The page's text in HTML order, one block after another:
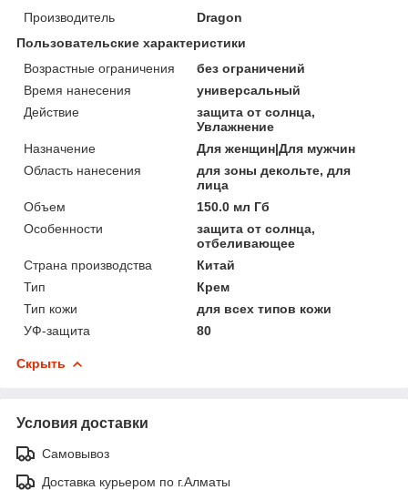
Производитель
Dragon
Пользовательские характеристики
Возрастные ограничения
без ограничений
Время нанесения
универсальный
Действие
защита от солнца,
Увлажнение
Назначение
Для женщин|Для мужчин
Область нанесения
для зоны декольте, для
лица
Объем
150.0 мл Гб
Особенности
защита от солнца,
отбеливающее
Страна производства
Китай
Тип
Крем
Тип кожи
для всех типов кожи
УФ-защита
80
Скрыть
Условия доставки
Самовывоз
Доставка курьером по г.Алматы